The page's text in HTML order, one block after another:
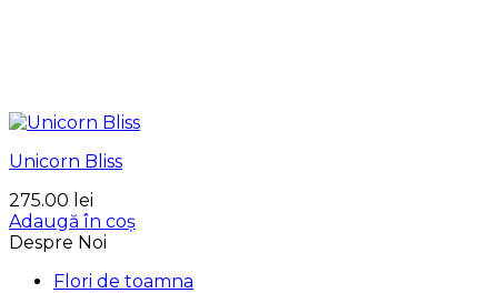
Unicorn Bliss
275.00 lei
Adaugă în coș
Despre Noi
Flori de toamna